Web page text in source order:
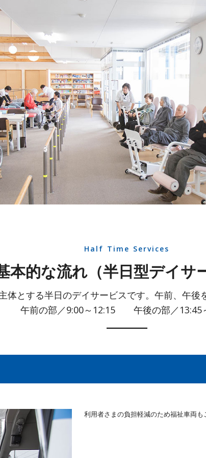
Half Time Services
本的な流れ（半日型デイサ
体とする半日のデイサービスです。午前、午後
午前の部／9:00～12:15 午後の部／13:45
利用者さまの負担軽減のため福祉車両も